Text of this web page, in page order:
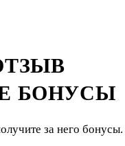
БОНУСЫ
за него бонусы.